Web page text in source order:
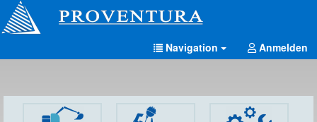
Navigation Anmelden